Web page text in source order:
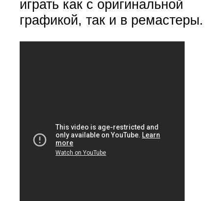
играть как с оригинальной
графикой, так и в ремастеры.